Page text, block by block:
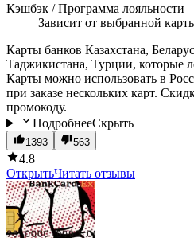
Кэшбэк / Программа лояльности
Зависит от выбранной
Карты банков Казахстана,
Таджикистана, Турции, которые
Карты можно использовать в
при заказе нескольких карт.
промокоду.
ПодробнееСкрыть
1393 563
4.8
ОткрытьЧитать отзывы